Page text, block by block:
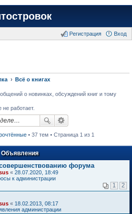
Вход
Регистрация
Всё о книгах
о новинках, обсуждений книг и тому
работает.
• 37 тем • Страница 1 из 1
Объявления
форума
« 28.07.2020, 18:49
к администрации
1 2
« 18.02.2013, 08:17
администрации